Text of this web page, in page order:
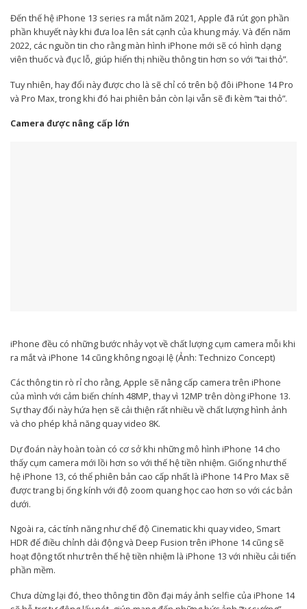
Đến thế hệ iPhone 13 series ra mắt năm 2021, Apple đã rút gọn phần
phần khuyết này khi đưa loa lên sát cạnh của khung máy. Và đến năm
2022, các nguồn tin cho rằng màn hình iPhone mới sẽ có hình dạng
viên thuốc và đục lỗ, giúp hiển thị nhiều thông tin hơn so với “tai thỏ”.
Tuy nhiên, hay đổi này được cho là sẽ chỉ có trên bộ đôi iPhone 14 Pro
và Pro Max, trong khi đó hai phiên bản còn lại vẫn sẽ đi kèm “tai thỏ”.
Camera được nâng cấp lớn
iPhone đều có những bước nhảy vọt về chất lượng cụm camera mỗi khi
ra mắt và iPhone 14 cũng không ngoại lệ (Ảnh: Technizo Concept)
Các thông tin rò rỉ cho rằng, Apple sẽ nâng cấp camera trên iPhone
của mình với cảm biến chính 48MP, thay vì 12MP trên dòng iPhone 13.
Sự thay đổi này hứa hẹn sẽ cải thiện rất nhiều về chất lượng hình ảnh
và cho phép khả năng quay video 8K.
Dự đoán này hoàn toàn có cơ sở khi những mô hình iPhone 14 cho
thấy cụm camera mới lồi hơn so với thế hệ tiền nhiệm. Giống như thế
hệ iPhone 13, có thể phiên bản cao cấp nhất là iPhone 14 Pro Max sẽ
được trang bị ống kính với độ zoom quang học cao hơn so với các bản
dưới.
Ngoài ra, các tính năng như chế độ Cinematic khi quay video, Smart
HDR để điều chỉnh dải động và Deep Fusion trên iPhone 14 cũng sẽ
hoạt động tốt như trên thế hệ tiền nhiệm là iPhone 13 với nhiều cải tiến
phần mềm.
Chưa dừng lại đó, theo thông tin đồn đại máy ảnh selfie của iPhone 14